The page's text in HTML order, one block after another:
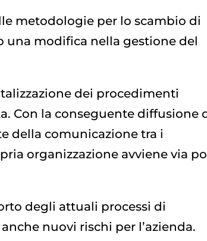
metodologie per lo scambio di
una modifica nella gestione del
dei procedimenti
Con la conseguente diffusione
della comunicazione tra i
organizzazione avviene via
degli attuali processi di
nuovi rischi per l’azienda.